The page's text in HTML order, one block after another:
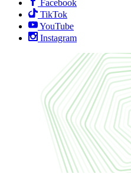
Facebook
TikTok
YouTube
Instagram